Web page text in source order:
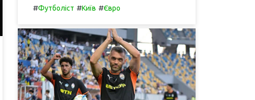
#Футболіст #Київ #Євро